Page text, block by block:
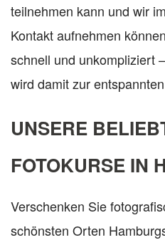
teilnehmen kann und wir
Kontakt aufnehmen
schnell und unkompliziert
wird damit zur
UNSERE
FOTOKURSE IN
Verschenken Sie
schönsten Orten